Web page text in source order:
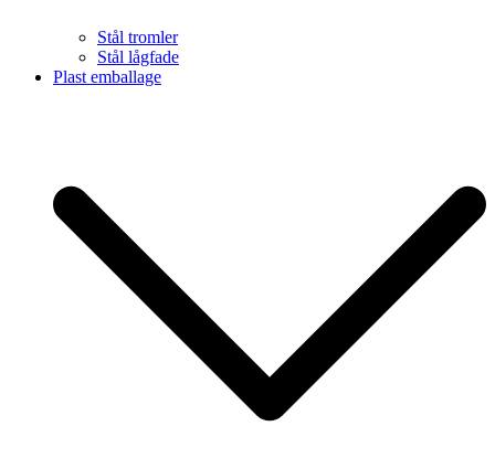
Stål tromler
Stål lågfade
Plast emballage